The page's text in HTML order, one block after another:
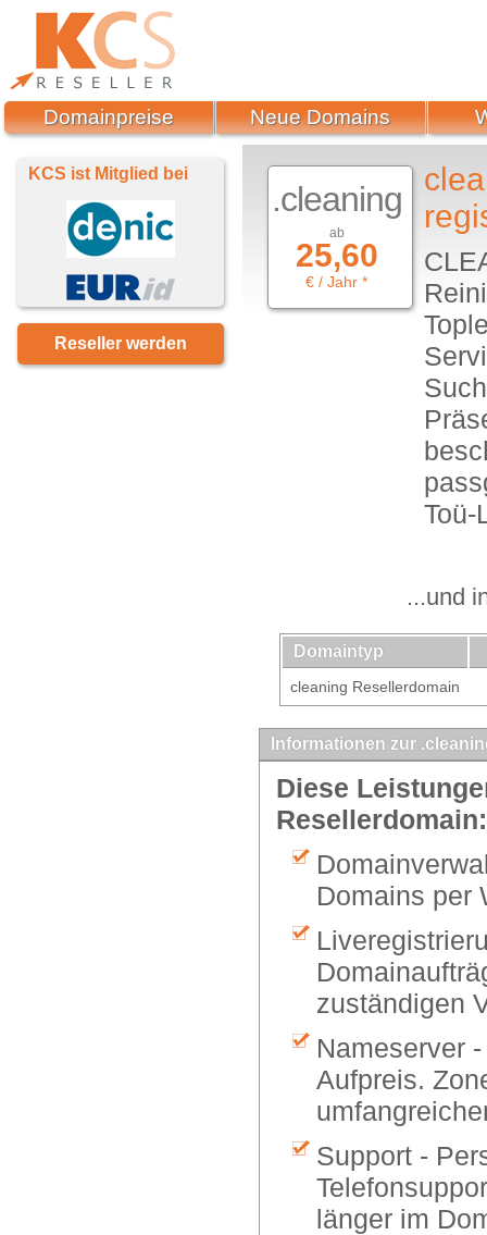
.cleaning
ab
25,60
€ / Jahr *
...und
Domaintyp
cleaning Resellerdomain
Informationen zur
Diese
Resellerdomain:
Domains per
zuständigen
Nameserver
Aufpreis.
Support -
länger im
KCS ist Mitglied bei
Reseller werden
Domainpreise Neue Domains